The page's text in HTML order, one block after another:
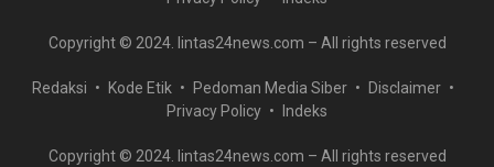
Copyright © 2024. lintas24news.com – All rights reserved
Redaksi Kode Etik Pedoman Media Siber
Disclaimer
Privacy Policy
Indeks
Copyright © 2024. lintas24news.com – All rights reserved